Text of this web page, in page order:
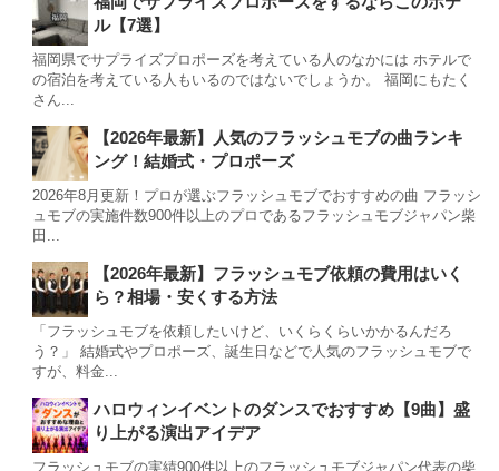
ル【7選】
福岡県でサプライズプロポーズを考えている人のなかには ホテルで
の宿泊を考えている人もいるのではないでしょうか。 福岡にもたく
さん...
【2026年最新】人気のフラッシュモブの曲ランキ
ング！結婚式・プロポーズ
2026年8月更新！プロが選ぶフラッシュモブでおすすめの曲 フラッシ
ュモブの実施件数900件以上のプロであるフラッシュモブジャパン柴
田...
【2026年最新】フラッシュモブ依頼の費用はいく
ら？相場・安くする方法
「フラッシュモブを依頼したいけど、いくらくらいかかるんだろ
う？」 結婚式やプロポーズ、誕生日などで人気のフラッシュモブで
すが、料金...
ハロウィンイベントのダンスでおすすめ【9曲】盛
り上がる演出アイデア
フラッシュモブの実績900件以上のフラッシュモブジャパン代表の柴